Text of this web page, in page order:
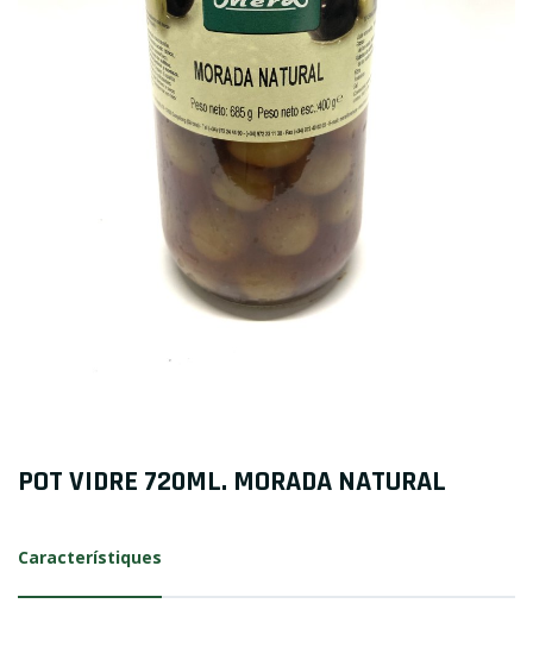
POT VIDRE 720ML. MORADA NATURAL
Característiques